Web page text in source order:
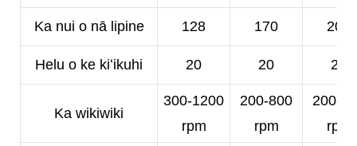
Ka nui o nā lipine 128 170 200
Helu o ke kiʻikuhi 20 20 20
Ka wikiwiki
300-1200
rpm
200-800
rpm
200-
rpm